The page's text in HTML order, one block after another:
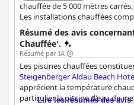
chauffée de 5 000 mètres
Les installations chauffées
dans le spa et une piscine
Résumé des avis
Chauffée'.
Résumé par IA
Les piscines chauffées
Steigenberger Aldau Beach
apprécient la température
particulier la piscine d'eau de
Lire les résumés des